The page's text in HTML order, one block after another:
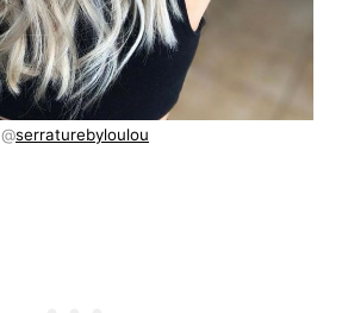
@serraturebyloulou